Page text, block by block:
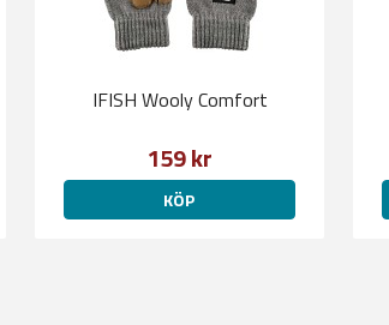
IFISH Wooly Comfort
159 kr
KÖP